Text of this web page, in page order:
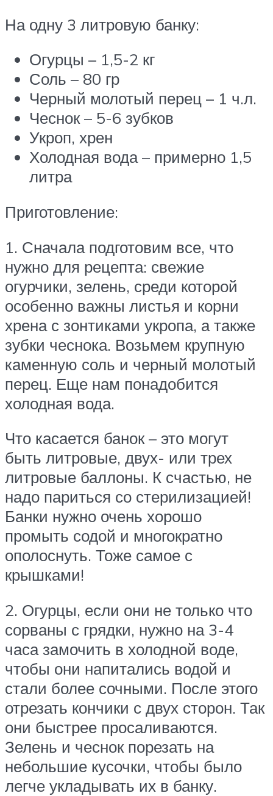
На одну 3 литровую банку:
Огурцы – 1,5-2 кг
Соль – 80 гр
Черный молотый перец – 1 ч.л.
Чеснок – 5-6 зубков
Укроп, хрен
Холодная вода – примерно 1,5
литра
Приготовление:
1. Сначала подготовим все, что
нужно для рецепта: свежие
огурчики, зелень, среди которой
особенно важны листья и корни
хрена с зонтиками укропа, а также
зубки чеснока. Возьмем крупную
каменную соль и черный молотый
перец. Еще нам понадобится
холодная вода.
Что касается банок – это могут
быть литровые, двух- или трех
литровые баллоны. К счастью, не
надо париться со стерилизацией!
Банки нужно очень хорошо
промыть содой и многократно
ополоснуть. Тоже самое с
крышками!
2. Огурцы, если они не только что
сорваны с грядки, нужно на 3-4
часа замочить в холодной воде,
чтобы они напитались водой и
стали более сочными. После этого
отрезать кончики с двух сторон. Так
они быстрее просаливаются.
Зелень и чеснок порезать на
небольшие кусочки, чтобы было
легче укладывать их в банку.